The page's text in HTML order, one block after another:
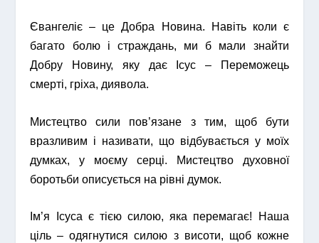
Євангеліє – це Добра Новина. Навіть коли є
багато болю і страждань, ми б мали знайти
Добру Новину, яку дає Ісус – Переможець
смерті, гріха, диявола.
Мистецтво сили пов’язане з тим, щоб бути
вразливим і називати, що відбувається у моїх
думках, у моєму серці. Мистецтво духовної
боротьби описується на рівні думок.
Ім’я Ісуса є тією силою, яка перемагає! Наша
ціль – одягнутися силою з висоти, щоб кожне